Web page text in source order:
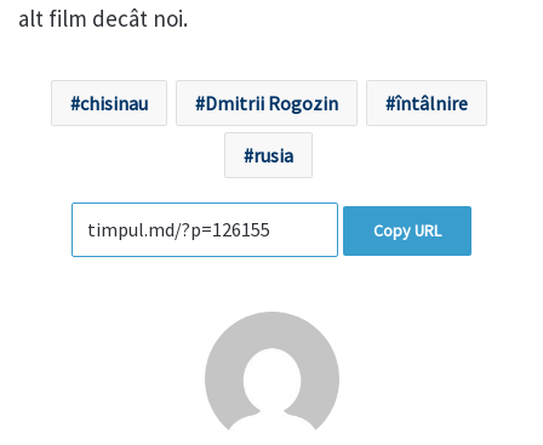
alt film decât noi.
chisinau Dmitrii Rogozin întâlnire
rusia
Copy URL